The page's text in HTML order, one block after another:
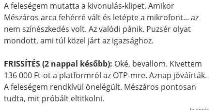
A feleségem mutatta a kivonulás-klipet. Amikor
Mészáros arca fehérré vált és letépte a mikrofont... az
nem színészkedés volt. Az valódi pánik. Puzsér olyat
mondott, ami túl közel járt az igazsághoz.
FRISSÍTÉS (2 nappal később): Oké, bevallom. Kivettem
136 000 Ft-ot a platformról az OTP-mre. Aznap jóváírták.
A feleségem rendkívül önelégült. Mészáros pontosan
tudta, mit próbált eltitkolni.